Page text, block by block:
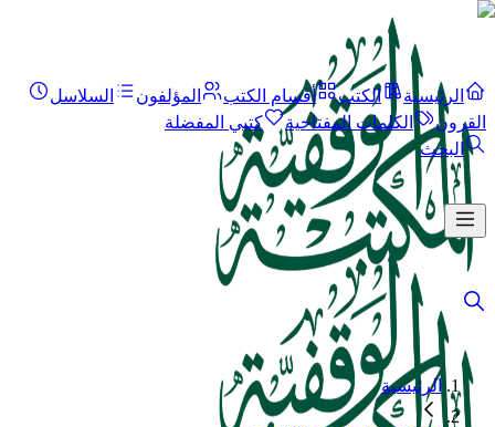
الرئيسية الكتب أقسام الكتب المؤلفون
السلاسل
القرون
الكلمات المفتاحية
كتبي المفضلة
البحث
الرئيسية